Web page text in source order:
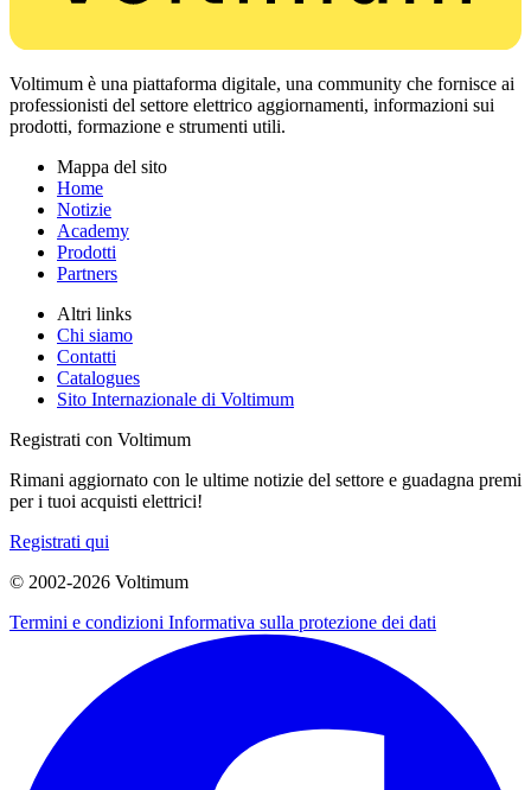
Voltimum è una piattaforma digitale, una community che fornisce ai
professionisti del settore elettrico aggiornamenti, informazioni sui
prodotti, formazione e strumenti utili.
Mappa del sito
Home
Notizie
Academy
Prodotti
Partners
Altri links
Chi siamo
Contatti
Catalogues
Sito Internazionale di Voltimum
Registrati con Voltimum
Rimani aggiornato con le ultime notizie del settore e guadagna premi
per i tuoi acquisti elettrici!
Registrati qui
© 2002-2026 Voltimum
Termini e condizioni Informativa sulla protezione dei dati